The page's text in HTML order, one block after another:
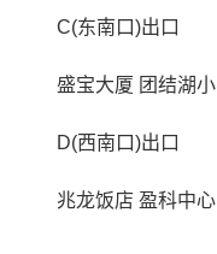
C(东南口)出口
盛宝大厦 团结湖
D(西南口)出口
兆龙饭店 盈科中心